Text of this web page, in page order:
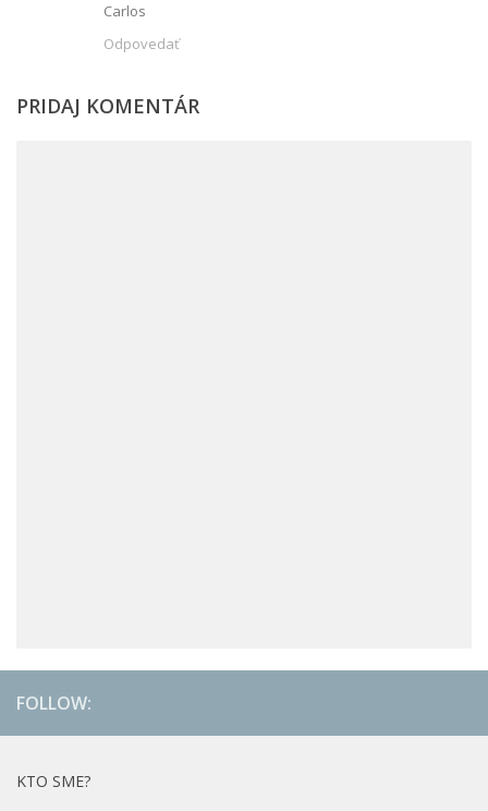
Carlos
Odpovedať
PRIDAJ KOMENTÁR
FOLLOW:
KTO SME?